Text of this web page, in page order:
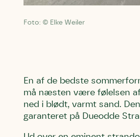
Foto: © Elke Weiler
En af de bedste
må næsten være følelsen
ned i blødt, varmt sand.
garanteret på Dueodde